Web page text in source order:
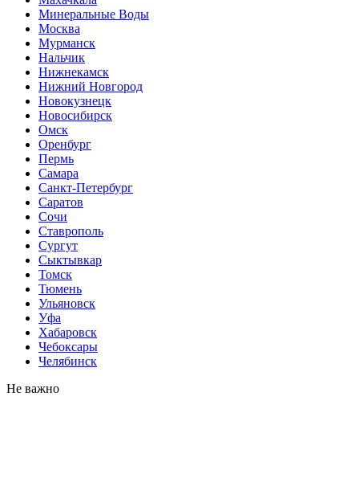
Минеральные Воды
Москва
Мурманск
Нальчик
Нижнекамск
Нижний Новгород
Новокузнецк
Новосибирск
Омск
Оренбург
Пермь
Самара
Санкт-Петербург
Саратов
Сочи
Ставрополь
Сургут
Сыктывкар
Томск
Тюмень
Ульяновск
Уфа
Хабаровск
Чебоксары
Челябинск
Не важно